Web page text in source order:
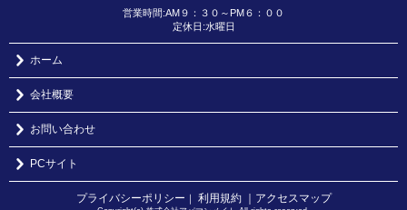
営業時間:AM９：３０～PM６：００
定休日:水曜日
ホーム
会社概要
お問い合わせ
PCサイト
プライバシーポリシー 利用規約 ｜アクセスマップ